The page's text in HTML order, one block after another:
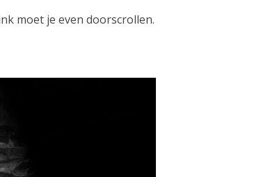
moet je even doorscrollen.